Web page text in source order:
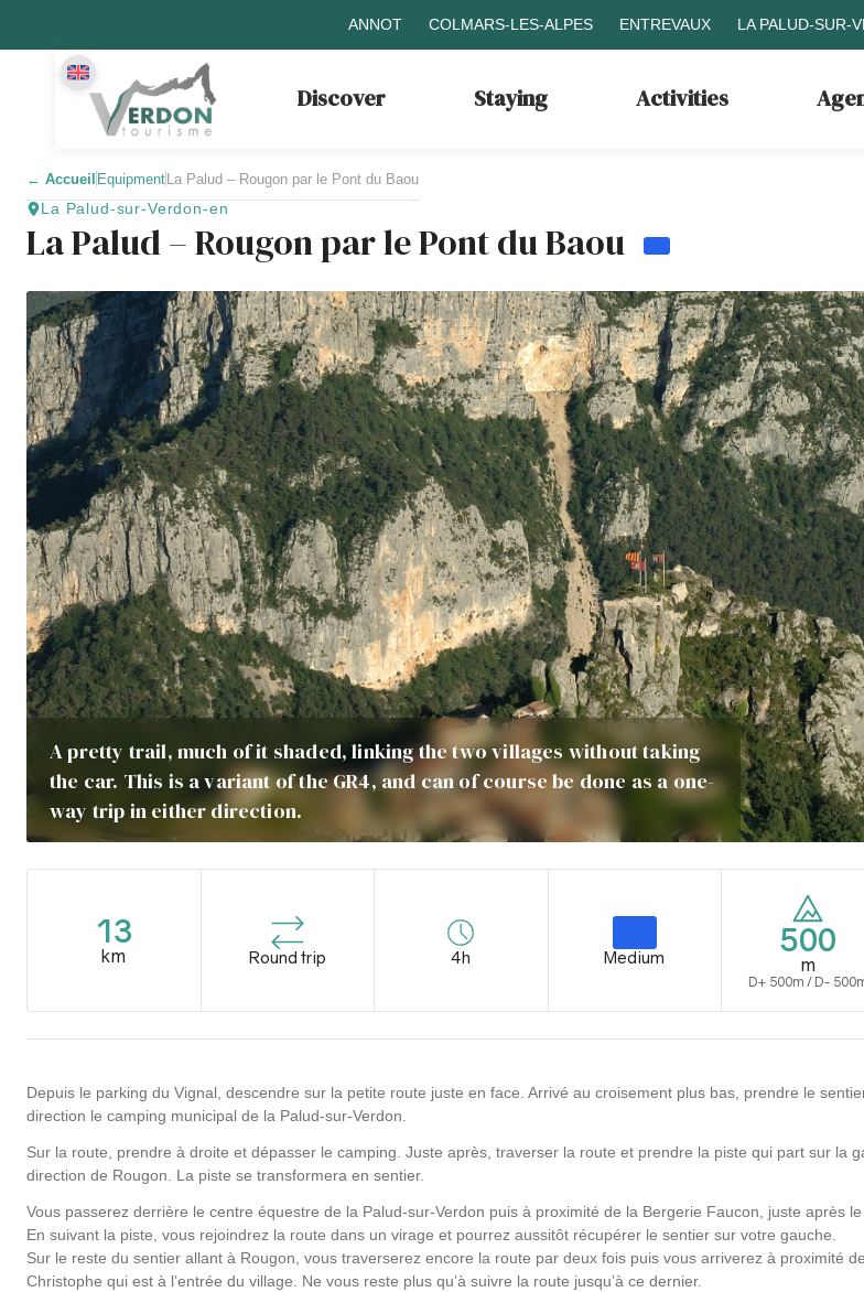
ANNOT COLMARS-LES-ALPES ENTREVAUX LA PALUD-SUR-
Discover Staying Activities
← Accueil EquipmentLa Palud – Rougon par le Pont du Baou
La Palud-sur-Verdon-en
La Palud – Rougon par le Pont du Baou
A pretty trail, much of it shaded, linking the two villages without taking
the car. This is a variant of the GR4, and can of course be done as a one-
way trip in either direction.
13
km Round trip 4h Medium 500
m
D+ 500m / D-
Depuis le parking du Vignal, descendre sur la petite route juste en face. Arrivé au croisement plus bas, prendre le
direction le camping municipal de la Palud-sur-Verdon.
Sur la route, prendre à droite et dépasser le camping. Juste après, traverser la route et prendre la piste qui part sur la
direction de Rougon. La piste se transformera en sentier.
Vous passerez derrière le centre équestre de la Palud-sur-Verdon puis à proximité de la Bergerie Faucon, juste après le
En suivant la piste, vous rejoindrez la route dans un virage et pourrez aussitôt récupérer le sentier sur votre gauche.
Sur le reste du sentier allant à Rougon, vous traverserez encore la route par deux fois puis vous arriverez à proximité
Christophe qui est à l’entrée du village. Ne vous reste plus qu’à suivre la route jusqu’à ce dernier.